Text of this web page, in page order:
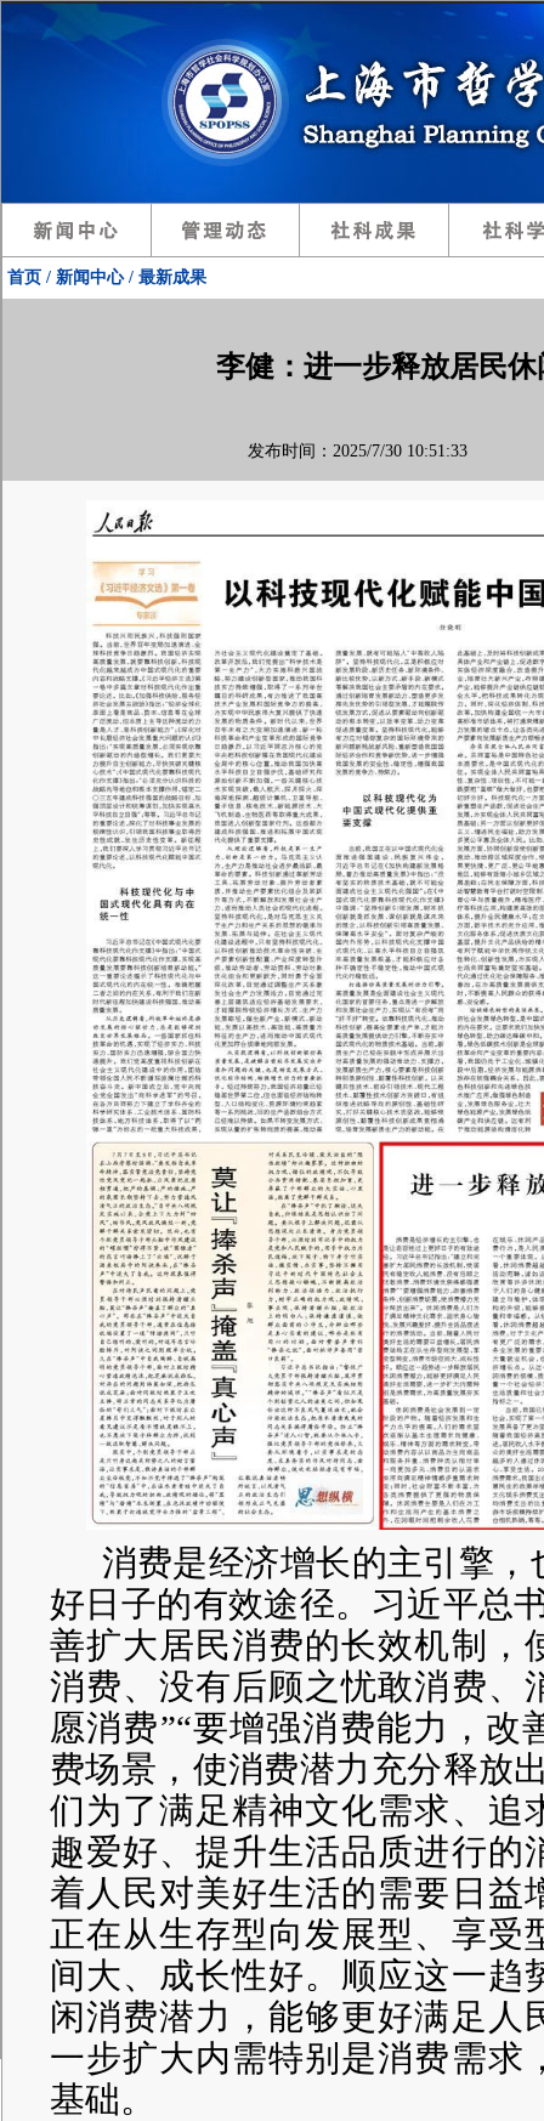
首页 / 新闻中心 / 最新成果
李健：进一步释放居民
发布时间：2025/7/30 10:51:33
消费是经济增长的主引擎
好日子的有效途径。习近平总
善扩大居民消费的长效机制，
消费、没有后顾之忧敢消费、
愿消费”“要增强消费能力，改
费场景，使消费潜力充分释放
们为了满足精神文化需求、追
趣爱好、提升生活品质进行的
着人民对美好生活的需要日益
正在从生存型向发展型、享受
间大、成长性好。顺应这一趋
闲消费潜力，能够更好满足人
一步扩大内需特别是消费需求
基础。